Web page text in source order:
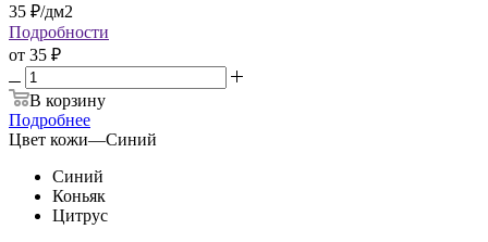
35 ₽/дм2
Подробности
от 35 ₽
В корзину
Подробнее
Цвет кожи—Синий
Синий
Коньяк
Цитрус